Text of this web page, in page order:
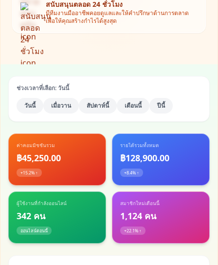
สนับสนุนตลอด 24 ชั่วโมง
มีทีมงานมืออาชีพคอยดูแลและให้คำปรึกษาด้านการตลาด
เพื่อให้คุณสร้างกำไรได้สูงสุด
ช่วงเวลาที่เลือก: วันนี้
วันนี้ เมื่อวาน สัปดาห์นี้ เดือนนี้ ปีนี้
ค่าคอมมิชชันรวม
฿45,250.00
+15.2% ↑
รายได้รวมทั้งหมด
฿128,900.00
+8.4% ↑
ผู้ใช้งานที่กำลังออนไลน์
342 คน
ออนไลน์ตอนนี้
สมาชิกใหม่เดือนนี้
1,124 คน
+22.1% ↑